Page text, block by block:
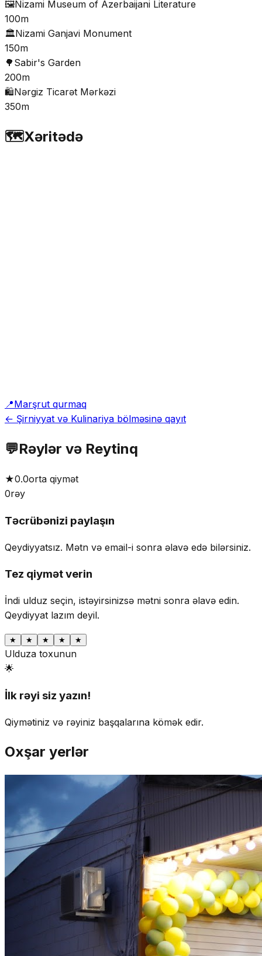
🖼️Nizami Museum of Azerbaijani Literature
100m
🏛️Nizami Ganjavi Monument
150m
🌳 Sabir's Garden
200m
🛍️Nərgiz Ticarət Mərkəzi
350m
🗺️Xəritədə
📍Marşrut qurmaq
← Şirniyyat və Kulinariya bölməsinə qayıt
💬Rəylər və Reytinq
★0.0orta qiymət
0rəy
Təcrübənizi paylaşın
Qeydiyyatsız. Mətn və email-i sonra əlavə edə bilərsiniz.
Tez qiymət verin
İndi ulduz seçin, istəyirsinizsə mətni sonra əlavə edin.
Qeydiyyat lazım deyil.
★ ★ ★ ★ ★
Ulduza toxunun
🌟
İlk rəyi siz yazın!
Qiymətiniz və rəyiniz başqalarına kömək edir.
Oxşar yerlər